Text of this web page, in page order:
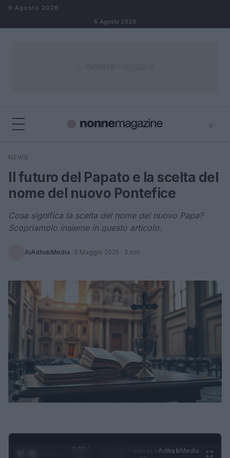
Salta al contenuto
6 Agosto 2026
6 Agosto 2026
⌕
Cerca
NEWS
Il futuro del Papato e la scelta del
nome del nuovo Pontefice
Cosa significa la scelta del nome del nuovo Papa?
Scopriamolo insieme in questo articolo.
AiAdhubMedia · 5 Maggio 2025 · 3 min
0:29 /
AdhubMedia